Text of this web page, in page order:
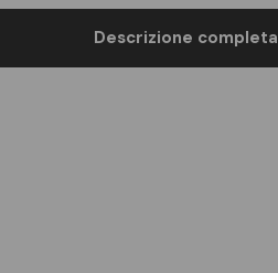
Descrizione completa